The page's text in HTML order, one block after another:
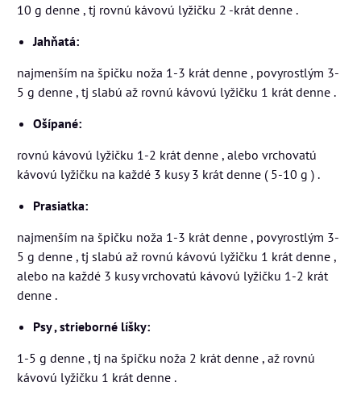
10 g denne , tj rovnú kávovú lyžičku 2 -krát denne .
Jahňatá:
najmenším na špičku noža 1-3 krát denne , povyrostlým 3-
5 g denne , tj slabú až rovnú kávovú lyžičku 1 krát denne .
Ošípané:
rovnú kávovú lyžičku 1-2 krát denne , alebo vrchovatú
kávovú lyžičku na každé 3 kusy 3 krát denne ( 5-10 g ) .
Prasiatka:
najmenším na špičku noža 1-3 krát denne , povyrostlým 3-
5 g denne , tj slabú až rovnú kávovú lyžičku 1 krát denne ,
alebo na každé 3 kusy vrchovatú kávovú lyžičku 1-2 krát
denne .
Psy , strieborné líšky:
1-5 g denne , tj na špičku noža 2 krát denne , až rovnú
kávovú lyžičku 1 krát denne .